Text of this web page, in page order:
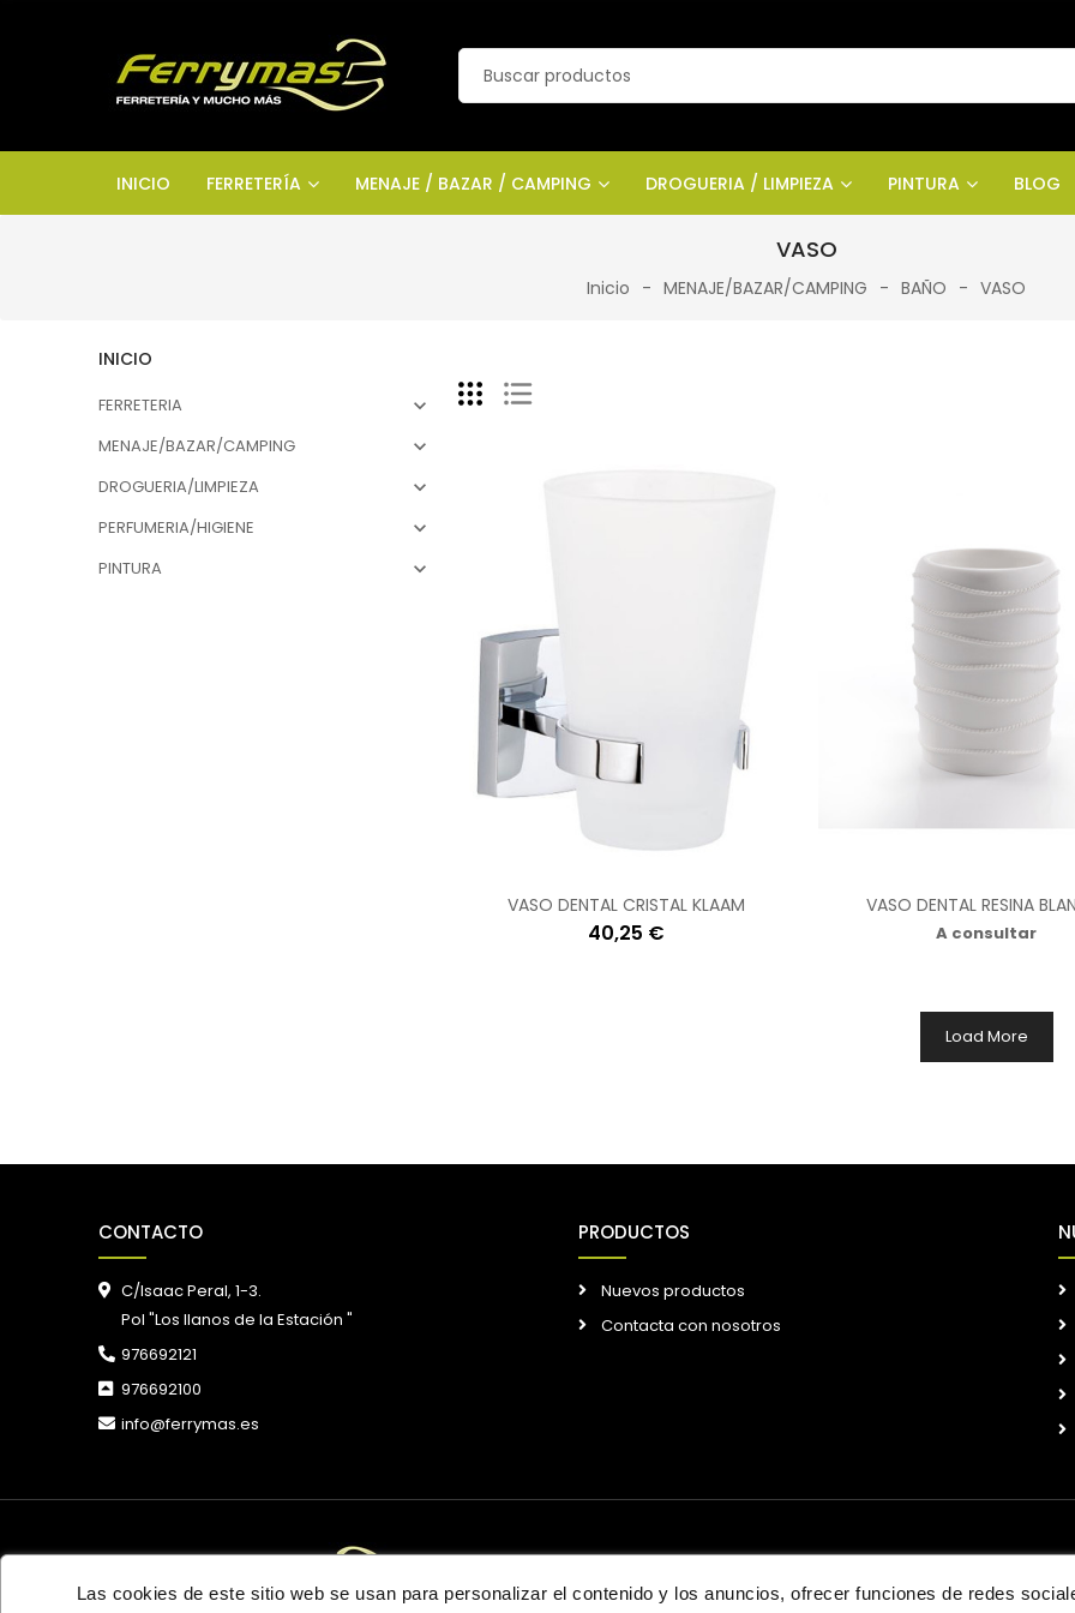
INICIO FERRETERÍA MENAJE / BAZAR / CAMPING DROGUERIA / LIMPIEZA PINTURA BLOG
VASO
Inicio MENAJE/BAZAR/CAMPING BAÑO VASO
INICIO
FERRETERIA 
MENAJE/BAZAR/CAMPING 
DROGUERIA/LIMPIEZA 
PERFUMERIA/HIGIENE 
PINTURA 
VASO DENTAL CRISTAL KLAAM
40,25 €
VASO DENTAL RESINA
A consultar
Load More
CONTACTO
C/Isaac Peral, 1-3.
Pol "Los llanos de la Estación "
976692121
976692100
info@ferrymas.es
PRODUCTOS
Nuevos productos
Contacta con nosotros
Las cookies de este sitio web se usan para personalizar el contenido y los anuncios, ofrecer funciones de redes